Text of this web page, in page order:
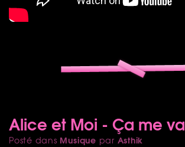
Alice et Moi - Ça me va
Posté dans Musique par Asthik